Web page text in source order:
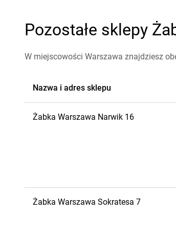
Pozostałe sklepy
W miejscowości Warszawa znajdziesz
Nazwa i adres sklepu
Żabka Warszawa Narwik 16
Żabka Warszawa Sokratesa 7